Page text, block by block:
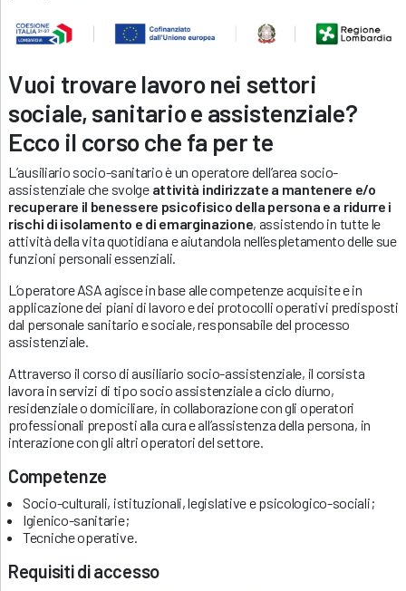
Vuoi trovare lavoro nei settori
sociale, sanitario e assistenziale?
Ecco il corso che fa per te
L’ausiliario socio-sanitario è un operatore dell’area socio-
assistenziale che svolge attività indirizzate a mantenere e/o
recuperare il benessere psicofisico della persona e a ridurre i
rischi di isolamento e di emarginazione, assistendo in tutte le
attività della vita quotidiana e aiutandola nell’espletamento delle sue
funzioni personali essenziali.
L’operatore ASA agisce in base alle competenze acquisite e in
applicazione dei piani di lavoro e dei protocolli operativi predisposti
dal personale sanitario e sociale, responsabile del processo
assistenziale.
Attraverso il corso di ausiliario socio-assistenziale, il corsista
lavora in servizi di tipo socio assistenziale a ciclo diurno,
residenziale o domiciliare, in collaborazione con gli operatori
professionali preposti alla cura e all’assistenza della persona, in
interazione con gli altri operatori del settore.
Competenze
Socio-culturali, istituzionali, legislative e psicologico-sociali;
Igienico-sanitarie;
Tecniche operative.
Requisiti di accesso